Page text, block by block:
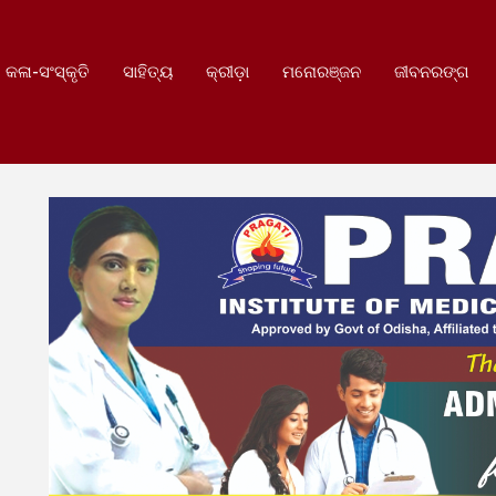
କଳା-ସଂସ୍କୃତି ସାହିତ୍ୟ କ୍ରୀଡ଼ା ମନୋରଞ୍ଜନ ଜୀବନରଙ୍ଗ